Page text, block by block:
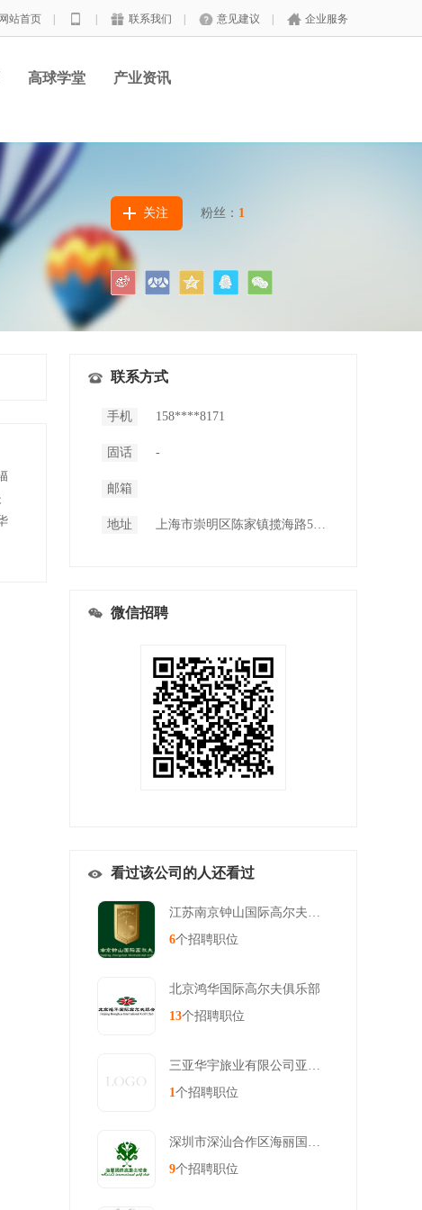
网站首页 联系我们 意见建议 企业服务
高球学堂 产业资讯
关注 粉丝： 1
联系方式
手机 158****8171
固话 -
邮箱
地址 上海市崇明区陈家镇揽海路55弄
微信招聘
看过该公司的人还看过
江苏南京钟山国际高尔夫俱乐部
6个招聘职位
北京鸿华国际高尔夫俱乐部
13个招聘职位
三亚华宇旅业有限公司亚龙湾迎宾
1个招聘职位
深圳市深汕合作区海丽国际高尔夫
9个招聘职位